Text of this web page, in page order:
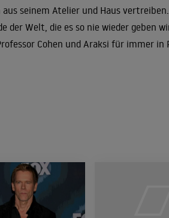
seinem Atelier und Haus
der Welt, die es so nie wieder geben
Cohen und Araksi für immer in